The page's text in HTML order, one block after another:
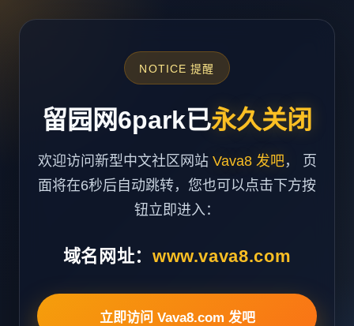
NOTICE 提醒
留园网6park已永久关闭
欢迎访问新型中文社区网站 Vava8 发吧， 页
面将在6秒后自动跳转，您也可以点击下方按
钮立即进入：
域名网址： www.vava8.com
立即访问 Vava8.com 发吧